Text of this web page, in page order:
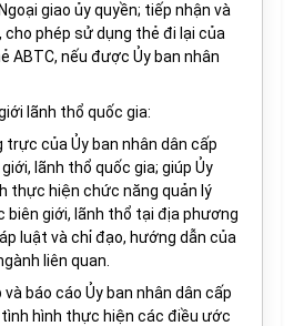
giao ủy quyền; tiếp nhận và
phép sử dụng thẻ đi lại của
ABTC, nếu được Ủy ban nhân
lãnh thổ quốc gia:
của Ủy ban nhân dân cấp
lãnh thổ quốc gia; giúp Ủy
thực hiện chức năng quản lý
biên giới, lãnh thổ tại địa phương
luật và chỉ đạo, hướng dẫn của
liên quan.
báo cáo Ủy ban nhân dân cấp
tình hình thực hiện các điều ước